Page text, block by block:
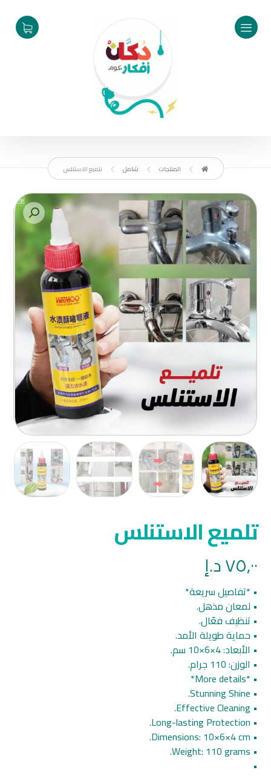
المنتجات شامل تلميع الاستنلس
تلميع الاستنلس
٧٥,٠٠د.إ
• *تفاصيل سريعة*
• لمعان مذهل.
• تنظيف فعّال.
• حماية طويلة الأمد.
• الأبعاد: ‎10×6×4 سم.
• الوزن: 110 جرام.
• *More details*
• Stunning Shine.
• Effective Cleaning.
• Long-lasting Protection.
• Dimensions: 10×6×4 cm.
• Weight: 110 grams.
•